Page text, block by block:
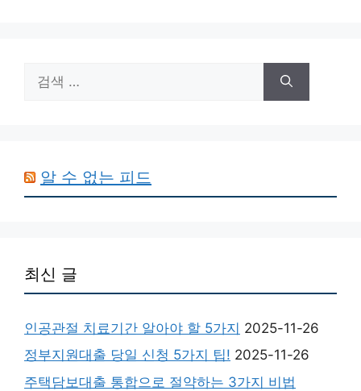
색:
알 수 없는 피드
최신 글
인공관절 치료기간 알아야 할 5가지 2025-11-26
정부지원대출 당일 신청 5가지 팁! 2025-11-26
주택담보대출 통합으로 절약하는 3가지 비법